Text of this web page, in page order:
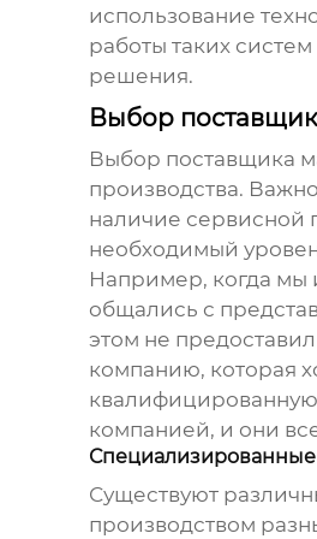
использование
работы таких
решения.
Выбор
Выбор поставщика
производства.
наличие сервисной
необходимый
Например, когда мы
общались с
этом не
компанию, которая
квалифицированную
компанией, и они
Существуют
производством